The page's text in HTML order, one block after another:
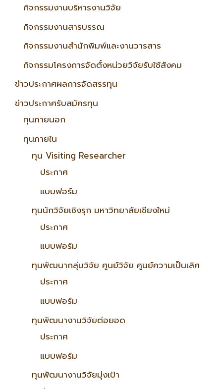
กิจกรรมงานบริหารงานวิจัย
กิจกรรมงานสารบรรณ
กิจกรรมงานสำนักพิมพ์และงานวารสาร
กิจกรรมโครงการจัดตั้งหน่วยวิจัยรับใช้สังคม
ข่าวประกาศผลการจัดสรรทุน
ข่าวประกาศรับสมัครทุน
ทุนภายนอก
ทุนภายใน
ทุน Visiting Researcher
ประกาศ
แบบฟอร์ม
ทุนนักวิจัยเชิงรุก มหาวิทยาลัยเชียงใหม่
ประกาศ
แบบฟอร์ม
ทุนพัฒนากลุ่มวิจัย ศูนย์วิจัย ศูนย์ความเป็นเลิศ
ประกาศ
แบบฟอร์ม
ทุนพัฒนางานวิจัยต่อยอด
ประกาศ
แบบฟอร์ม
ทุนพัฒนางานวิจัยมุ่งเป้า